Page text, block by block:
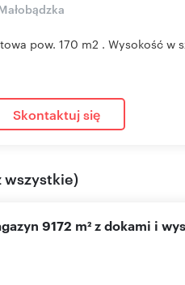
pow. 170 m2 . Wysokość
Skontaktuj się
wszystkie)
9172 m² z dokami i